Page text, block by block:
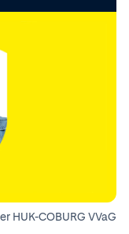
HUK-COBURG VVaG